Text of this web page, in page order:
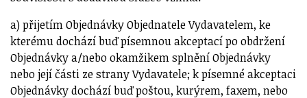
a) přijetím Objednávky Objednatele Vydavatelem, ke
kterému dochází buď písemnou akceptací po obdržení
Objednávky a/nebo okamžikem splnění Objednávky
nebo její části ze strany Vydavatele; k písemné akceptaci
Objednávky dochází buď poštou, kurýrem, faxem, nebo